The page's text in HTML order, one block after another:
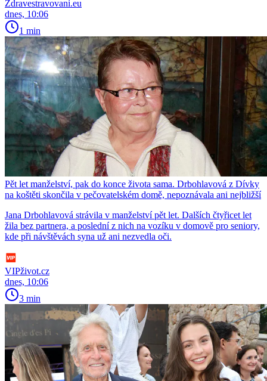
Zdravestravovani.eu
dnes, 10:06
1 min
Pět let manželství, pak do konce života sama. Drbohlavová z Dívky
na koštěti skončila v pečovatelském domě, nepoznávala ani nejbližší
Jana Drbohlavová strávila v manželství pět let. Dalších čtyřicet let
žila bez partnera, a poslední z nich na vozíku v domově pro seniory,
kde při návštěvách syna už ani nezvedla oči.
VIPživot.cz
dnes, 10:06
3 min